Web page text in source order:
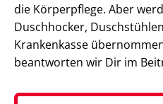
die Körperpflege. Aber
Duschhocker,
Krankenkasse
beantworten wir Dir im